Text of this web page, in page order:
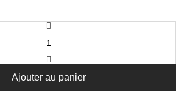
Ajouter au panier